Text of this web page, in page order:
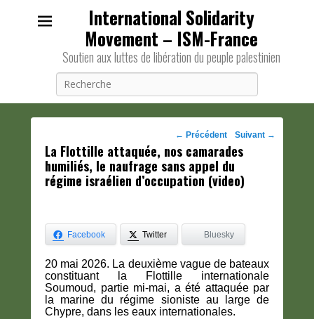
International Solidarity
Movement – ISM-France
Soutien aux luttes de libération du peuple palestinien
Navigation
des
posts
← Précédent Suivant →
La Flottille attaquée, nos camarades
humiliés, le naufrage sans appel du
régime israélien d’occupation (video)
Facebook Twitter Bluesky
20 mai 2026. La deuxième vague de bateaux
constituant la Flottille internationale
Soumoud, partie mi-mai, a été attaquée par
la marine du régime sioniste au large de
Chypre, dans les eaux internationales.